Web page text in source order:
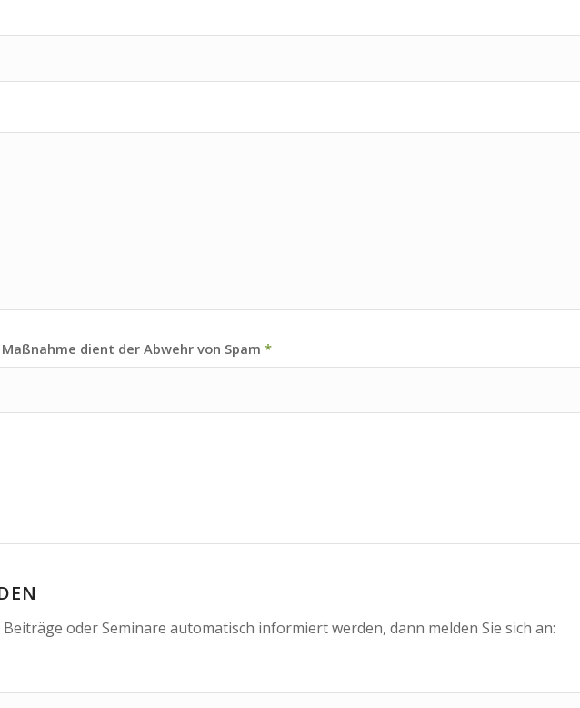
dient der Abwehr von Spam *
oder Seminare automatisch informiert werden, dann melden Sie sich an: